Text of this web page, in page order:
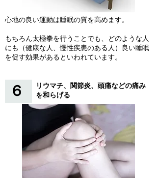
心地の良い運動は睡眠の質を高めます。
もちろん太極拳を行うことでも、どのような人
にも（健康な人、慢性疾患のある人）良い睡眠
を促す効果があるといわれています。
６
リウマチ、関節炎、頭痛などの痛み
を和らげる